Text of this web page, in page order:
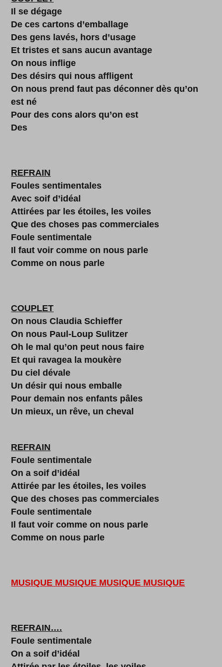
Il se dégage
De ces cartons d’emballage
Des gens lavés, hors d’usage
Et tristes et sans aucun avantage
On nous inflige
Des désirs qui nous affligent
On nous prend faut pas déconner dès qu’on
est né
Pour des cons alors qu’on est
Des
REFRAIN
Foules sentimentales
Avec soif d’idéal
Attirées par les étoiles, les voiles
Que des choses pas commerciales
Foule sentimentale
Il faut voir comme on nous parle
Comme on nous parle
COUPLET
On nous Claudia Schieffer
On nous Paul-Loup Sulitzer
Oh le mal qu’on peut nous faire
Et qui ravagea la moukère
Du ciel dévale
Un désir qui nous emballe
Pour demain nos enfants pâles
Un mieux, un rêve, un cheval
REFRAIN
Foule sentimentale
On a soif d’idéal
Attirée par les étoiles, les voiles
Que des choses pas commerciales
Foule sentimentale
Il faut voir comme on nous parle
Comme on nous parle
MUSIQUE MUSIQUE MUSIQUE MUSIQUE
REFRAIN….
Foule sentimentale
On a soif d’idéal